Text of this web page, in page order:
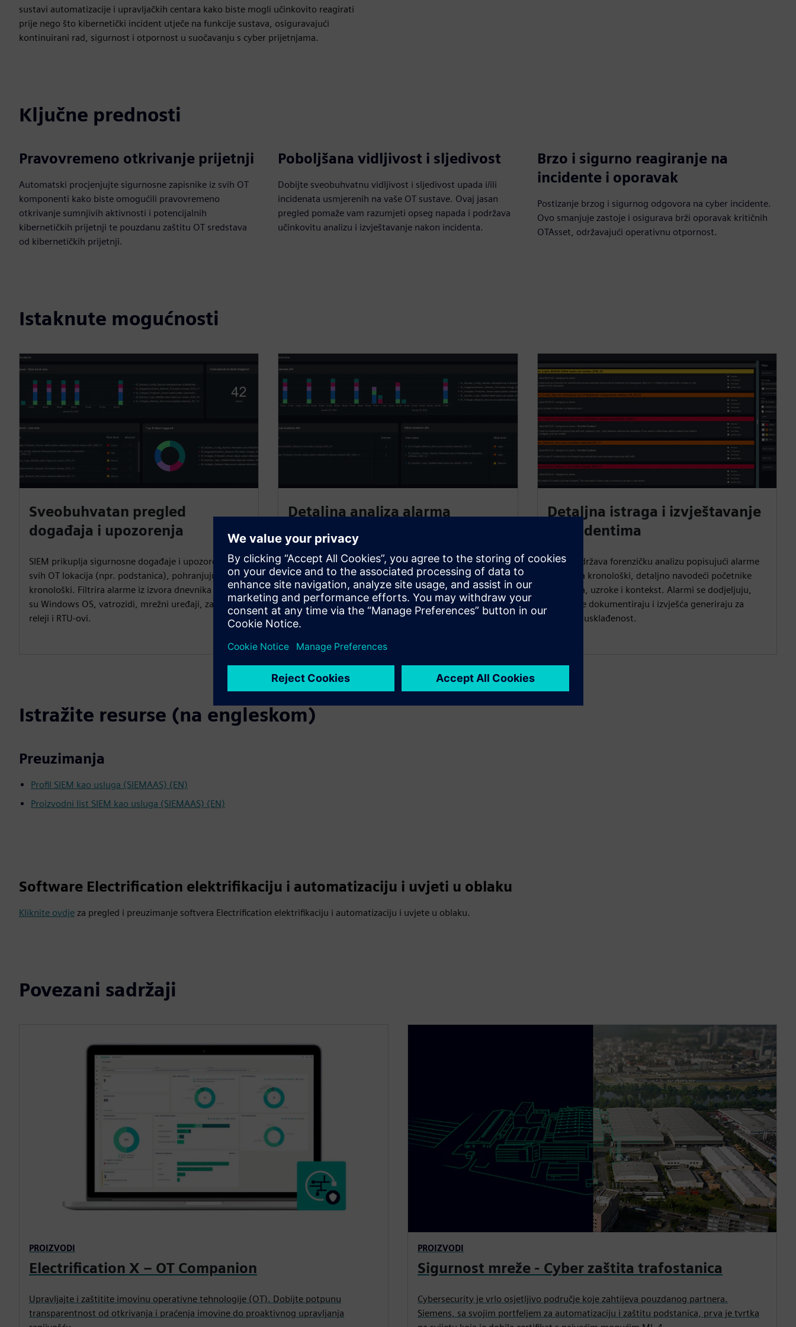
sustavi automatizacije i upravljačkih centara kako biste mogli učinkovito reagirati
prije nego što kibernetički incident utječe na funkcije sustava, osiguravajući
kontinuirani rad, sigurnost i otpornost u suočavanju s cyber prijetnjama.
Ključne prednosti
Pravovremeno otkrivanje prijetnji
Automatski procjenjujte sigurnosne zapisnike iz svih OT
komponenti kako biste omogućili pravovremeno
otkrivanje sumnjivih aktivnosti i potencijalnih
kibernetičkih prijetnji te pouzdanu zaštitu OT sredstava
od kibernetičkih prijetnji.
Poboljšana vidljivost i sljedivost
Dobijte sveobuhvatnu vidljivost i sljedivost upada i/ili
incidenata usmjerenih na vaše OT sustave. Ovaj jasan
pregled pomaže vam razumjeti opseg napada i podržava
učinkovitu analizu i izvještavanje nakon incidenta.
Brzo i sigurno reagiranje na
incidente i oporavak
Postizanje brzog i sigurnog odgovora na cyber incidente.
Ovo smanjuje zastoje i osigurava brži oporavak kritičnih
OTAsset, održavajući operativnu otpornost.
Istaknute mogućnosti
Sveobuhvatan pregled
događaja i upozorenja
SIEM prikuplja sigurnosne događaje i upozorenja sa
svih OT lokacija (npr. podstanica), pohranjujući ih
kronološki. Filtrira alarme iz izvora dnevnika kao što
su Windows OS, vatrozidi, mrežni uređaji, zaštitni
releji i RTU-ovi.
Detaljna analiza alarma
SIEM koristi odabrane skupove pravila za
automatizaciju energije i SCADA za klasifikaciju
zapisnika, smanjenje buke i otkrivanje anomalija.
Ako se pronađe anomalija napadača, aktivira se
alarm i operater se odmah obavještava.
Detaljna istraga i izvještavanje
o incidentima
SIEM podržava forenzičku analizu popisujući alarme
incidenta kronološki, detaljno navodeći početnike
događaja, uzroke i kontekst. Alarmi se dodjeljuju,
rezolucije dokumentiraju i izvješća generiraju za
reviziju i usklađenost.
Istražite resurse (na engleskom)
Preuzimanja
Profil SIEM kao usluga (SIEMAAS) (EN)
Proizvodni list SIEM kao usluga (SIEMAAS) (EN)
Software Electrification elektrifikaciju i automatizaciju i uvjeti u oblaku
Kliknite ovdje za pregled i preuzimanje softvera Electrification elektrifikaciju i automatizaciju i uvjete u oblaku.
Povezani sadržaji
PROIZVODI
Electrification X – OT Companion
Upravljajte i zaštitite imovinu operativne tehnologije (OT). Dobijte potpunu
transparentnost od otkrivanja i praćenja imovine do proaktivnog upravljanja
PROIZVODI
Sigurnost mreže - Cyber zaštita trafostanica
Cybersecurity je vrlo osjetljivo područje koje zahtijeva pouzdanog partnera.
Siemens, sa svojim portfeljem za automatizaciju i zaštitu podstanica, prva je tvrtka